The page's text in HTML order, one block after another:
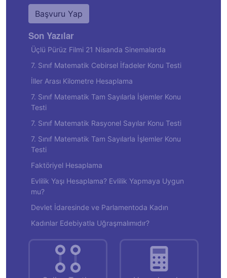
Başvuru Yap
Son Yazılar
Üçlü Pürüz Filmi 21 Nisanda Sinemalarda
7. Sınıf Matematik Cebirsel İfadeler Konu Testi
İller Arası Kilometre Hesaplama
7. Sınıf Matematik Tam Sayılarla İşlemler Konu
Testi
7. Sınıf Matematik Rasyonel Sayılar Konu Testi
7. Sınıf Matematik Tam Sayılarla İşlemler Konu
Testi
Faktöriyel Hesaplama
Evlilik Yaşı Hesaplama? Evlilik Yapmaya Uygun
mu?
Devlet İdaresinde ve Parlamentoda Kadın
Kadınlar Edebiyatla Uğraşmalımıdır?